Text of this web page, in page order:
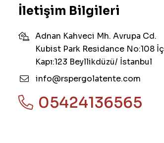
İletişim Bilgileri
Adnan Kahveci Mh. Avrupa Cd.
Kubist Park Residance No:108 İç
Kapı:123 Beyllikdüzü/ İstanbul
info@rspergolatente.com
05424136565